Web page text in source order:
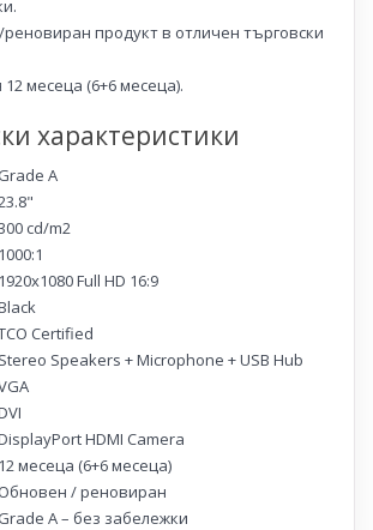
продукт в отличен търговски
месеца (6+6 месеца).
характеристики
Grade A
cd/m2
1000:1
1920x1080 Full HD 16:9
Certified
Stereo Speakers + Microphone + USB Hub
HDMI Camera
12 месеца (6+6 месеца)
Обновен / реновиран
Grade A – без забележки